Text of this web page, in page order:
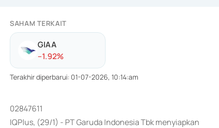
SAHAM TERKAIT
GIAA
--1.92%
Terakhir diperbarui: 01-07-2026, 10:14:am
02847611
IQPlus, (29/1) - PT Garuda Indonesia Tbk menyiapkan